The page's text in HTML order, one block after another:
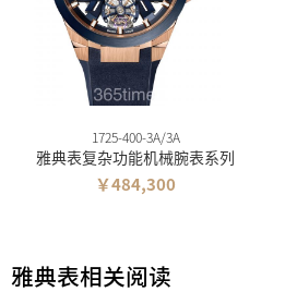
1725-400-3A/3A
雅典表复杂功能机械腕表系列
￥484,300
雅典表相关阅读